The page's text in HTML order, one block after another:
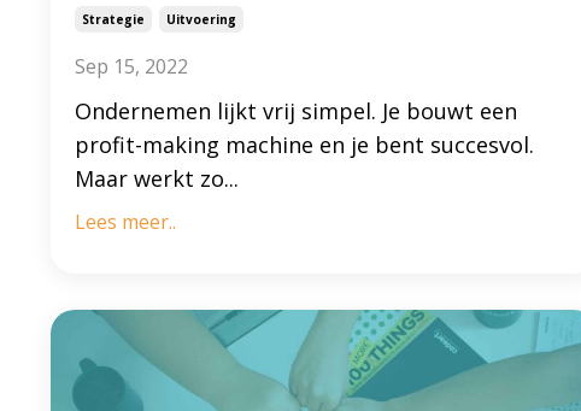
Strategie Uitvoering
Sep 15, 2022
Ondernemen lijkt vrij simpel. Je bouwt een
profit-making machine en je bent succesvol.
Maar werkt zo...
Lees meer..